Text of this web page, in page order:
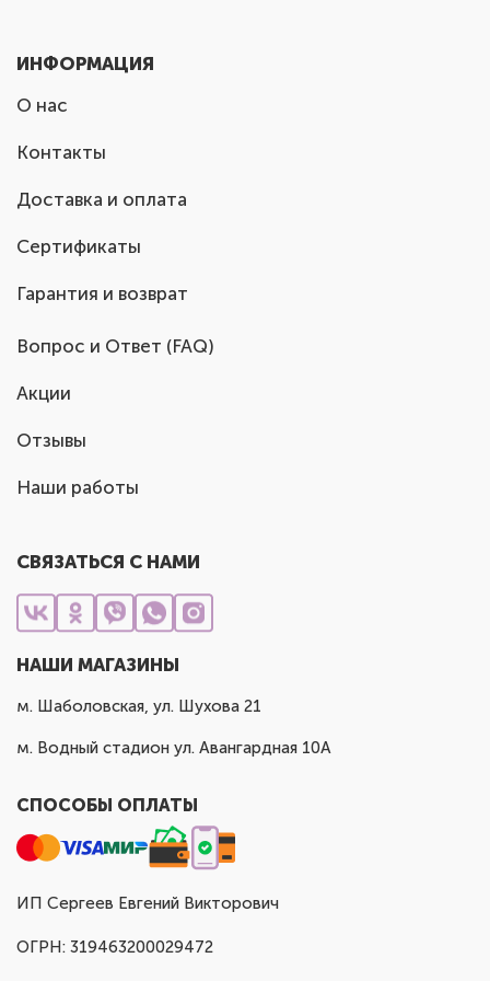
ИНФОРМАЦИЯ
О нас
Контакты
Доставка и оплата
Сертификаты
Гарантия и возврат
Вопрос и Ответ (FAQ)
Акции
Отзывы
Наши работы
СВЯЗАТЬСЯ С НАМИ
НАШИ МАГАЗИНЫ
м. Шаболовская, ул. Шухова 21
м. Водный стадион ул. Авангардная 10А
СПОСОБЫ ОПЛАТЫ
ИП Сергеев Евгений Викторович
ОГРН: 319463200029472